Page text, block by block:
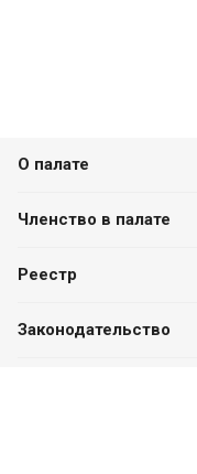
О палате
Членство в палате
Реестр
Законодательство